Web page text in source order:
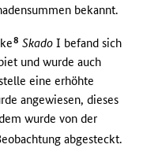
bekannt.
8 Skado I befand sich
und wurde auch
eine erhöhte
angewiesen, dieses
wurde von der
abgesteckt.